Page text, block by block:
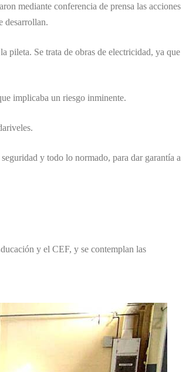
mediante conferencia de prensa las acciones
desarrollan.
pileta. Se trata de obras de electricidad, ya que
implicaba un riesgo inminente.
y todo lo normado, para dar garantía a
y el CEF, y se contemplan las